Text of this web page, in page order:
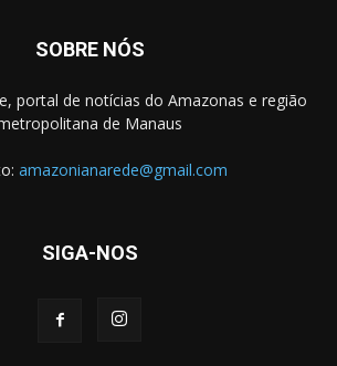
SOBRE NÓS
portal de notícias do Amazonas e região
de Manaus
amazonianarede@gmail.com
SIGA-NOS